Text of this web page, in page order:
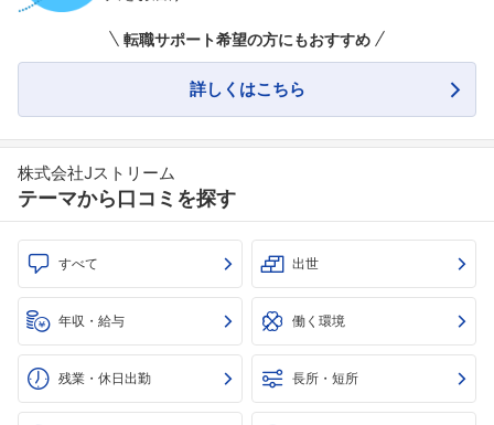
転職サポート希望の方にもおすすめ
詳しくはこちら
株式会社Jストリーム
テーマから口コミを探す
すべて 出世
年収・給与 働く環境
残業・休日出勤 長所・短所